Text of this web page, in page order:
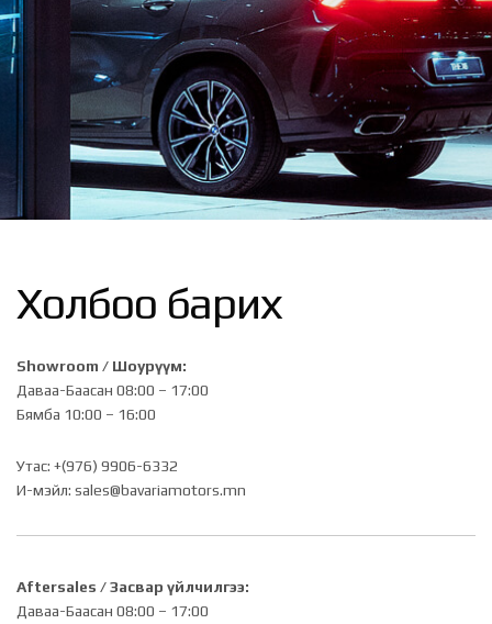
Холбоо барих
Showroom / Шоурүүм:
Даваа-Баасан 08:00 – 17:00
Бямба 10:00 – 16:00
Утас: +(976) 9906-6332
И-мэйл:sales@bavariamotors.mn
Aftersales / Засвар үйлчилгээ:
Даваа-Баасан 08:00 – 17:00